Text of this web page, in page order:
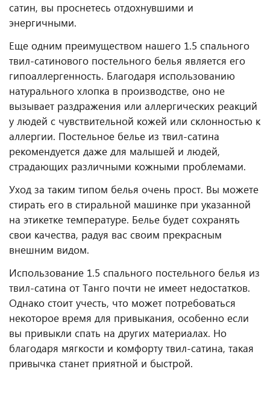
сатин, вы проснетесь отдохнувшими и
энергичными.
Еще одним преимуществом нашего 1.5 спального
твил-сатинового постельного белья является его
гипоаллергенность. Благодаря использованию
натурального хлопка в производстве, оно не
вызывает раздражения или аллергических реакций
у людей с чувствительной кожей или склонностью к
аллергии. Постельное белье из твил-сатина
рекомендуется даже для малышей и людей,
страдающих различными кожными проблемами.
Уход за таким типом белья очень прост. Вы можете
стирать его в стиральной машинке при указанной
на этикетке температуре. Белье будет сохранять
свои качества, радуя вас своим прекрасным
внешним видом.
Использование 1.5 спального постельного белья из
твил-сатина от Танго почти не имеет недостатков.
Однако стоит учесть, что может потребоваться
некоторое время для привыкания, особенно если
вы привыкли спать на других материалах. Но
благодаря мягкости и комфорту твил-сатина, такая
привычка станет приятной и быстрой.